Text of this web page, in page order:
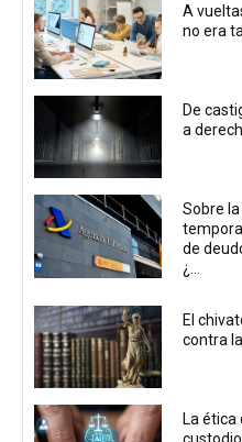
A
no era
De
a
Sobre
de
¿...
El
contra
La ética